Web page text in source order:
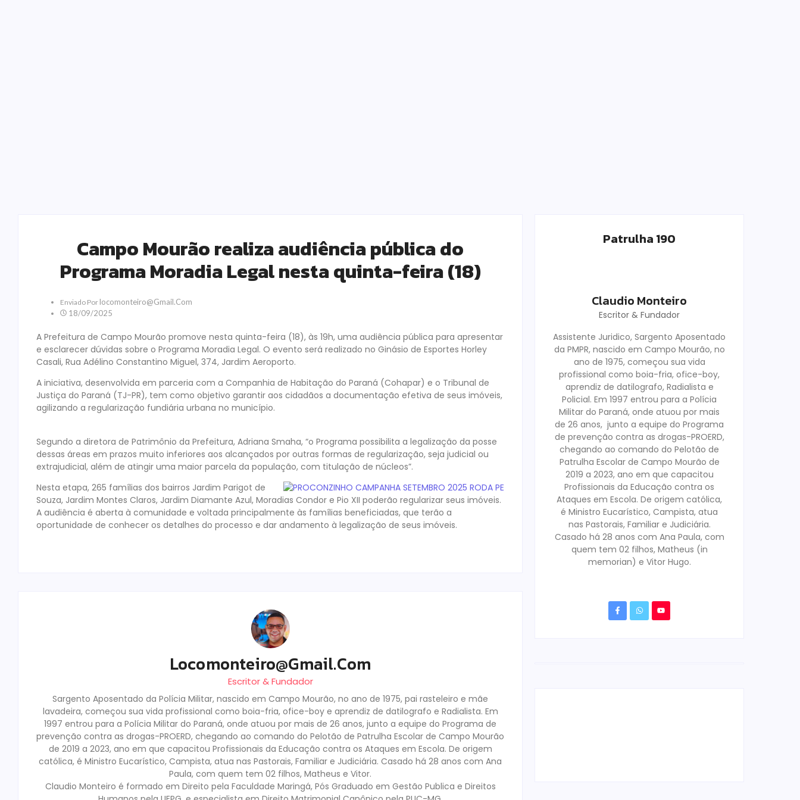
Campo Mourão realiza audiência pública do
Programa Moradia Legal nesta quinta-feira (18)
Enviado Por Locomonteiro@gmail.com
18/09/2025
A Prefeitura de Campo Mourão promove nesta quinta-feira (18), às 19h, uma audiência pública para apresentar
e esclarecer dúvidas sobre o Programa Moradia Legal. O evento será realizado no Ginásio de Esportes Horley
Casali, Rua Adélino Constantino Miguel, 374, Jardim Aeroporto.
A iniciativa, desenvolvida em parceria com a Companhia de Habitação do Paraná (Cohapar) e o Tribunal de
Justiça do Paraná (TJ-PR), tem como objetivo garantir aos cidadãos a documentação efetiva de seus imóveis,
agilizando a regularização fundiária urbana no município.
Segundo a diretora de Patrimônio da Prefeitura, Adriana Smaha, “o Programa possibilita a legalização da posse
dessas áreas em prazos muito inferiores aos alcançados por outras formas de regularização, seja judicial ou
extrajudicial, além de atingir uma maior parcela da população, com titulação de núcleos”.
Nesta etapa, 265 famílias dos bairros Jardim Parigot de
Souza, Jardim Montes Claros, Jardim Diamante Azul, Moradias Condor e Pio XII poderão regularizar seus imóveis.
A audiência é aberta à comunidade e voltada principalmente às famílias beneficiadas, que terão a
oportunidade de conhecer os detalhes do processo e dar andamento à legalização de seus imóveis.
Locomonteiro@gmail.com
Escritor & Fundador
Sargento Aposentado da Polícia Militar, nascido em Campo Mourão, no ano de 1975, pai rasteleiro e mãe
lavadeira, começou sua vida profissional como boia-fria, ofice-boy e aprendiz de datilografo e Radialista. Em
1997 entrou para a Polícia Militar do Paraná, onde atuou por mais de 26 anos, junto a equipe do Programa de
prevenção contra as drogas-PROERD, chegando ao comando do Pelotão de Patrulha Escolar de Campo Mourão
de 2019 a 2023, ano em que capacitou Profissionais da Educação contra os Ataques em Escola. De origem
católica, é Ministro Eucarístico, Campista, atua nas Pastorais, Familiar e Judiciária. Casado há 28 anos com Ana
Paula, com quem tem 02 filhos, Matheus e Vitor.
Claudio Monteiro é formado em Direito pela Faculdade Maringá, Pós Graduado em Gestão Publica e Direitos
Patrulha 190
Claudio Monteiro
Escritor & Fundador
Assistente Juridico, Sargento Aposentado
da PMPR, nascido em Campo Mourão, no
ano de 1975, começou sua vida
profissional como boia-fria, ofice-boy,
aprendiz de datilografo, Radialista e
Policial. Em 1997 entrou para a Polícia
Militar do Paraná, onde atuou por mais
de 26 anos, junto a equipe do Programa
de prevenção contra as drogas-PROERD,
chegando ao comando do Pelotão de
Patrulha Escolar de Campo Mourão de
2019 a 2023, ano em que capacitou
Profissionais da Educação contra os
Ataques em Escola. De origem católica,
é Ministro Eucarístico, Campista, atua
nas Pastorais, Familiar e Judiciária.
Casado há 28 anos com Ana Paula, com
quem tem 02 filhos, Matheus (in
memorian) e Vitor Hugo.